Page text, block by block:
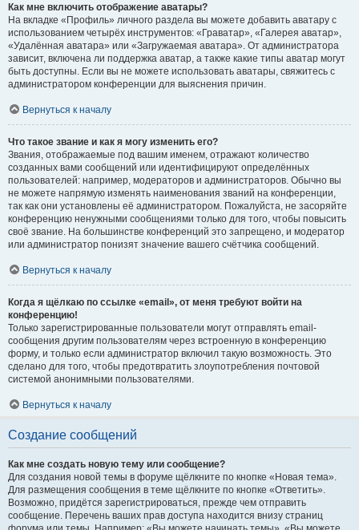
Как мне включить отображение аватары?
На вкладке «Профиль» личного раздела вы можете добавить аватару с
использованием четырёх инструментов: «Граватар», «Галерея аватар»,
«Удалённая аватара» или «Загружаемая аватара». От администратора
зависит, включена ли поддержка аватар, а также какие типы аватар могут
быть доступны. Если вы не можете использовать аватары, свяжитесь с
администратором конференции для выяснения причин.
Вернуться к началу
Что такое звание и как я могу изменить его?
Звания, отображаемые под вашим именем, отражают количество
созданных вами сообщений или идентифицируют определённых
пользователей: например, модераторов и администраторов. Обычно вы
не можете напрямую изменять наименования званий на конференции,
так как они установлены её администратором. Пожалуйста, не засоряйте
конференцию ненужными сообщениями только для того, чтобы повысить
своё звание. На большинстве конференций это запрещено, и модератор
или администратор понизят значение вашего счётчика сообщений.
Вернуться к началу
Когда я щёлкаю по ссылке «email», от меня требуют войти на
конференцию!
Только зарегистрированные пользователи могут отправлять email-
сообщения другим пользователям через встроенную в конференцию
форму, и только если администратор включил такую возможность. Это
сделано для того, чтобы предотвратить злоупотребления почтовой
системой анонимными пользователями.
Вернуться к началу
Создание сообщений
Как мне создать новую тему или сообщение?
Для создания новой темы в форуме щёлкните по кнопке «Новая тема».
Для размещения сообщения в теме щёлкните по кнопке «Ответить».
Возможно, придётся зарегистрироваться, прежде чем отправить
сообщение. Перечень ваших прав доступа находится внизу страниц